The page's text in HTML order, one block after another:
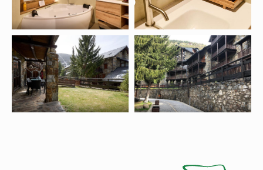
65 000 ₽
ОСТАТОК
ТУР МОЖНО ОПЛАТИТЬ В РАССРОЧКУ
ПРИ БРОНИ:
ЗА 30 ДНЕЙ:
ТУР